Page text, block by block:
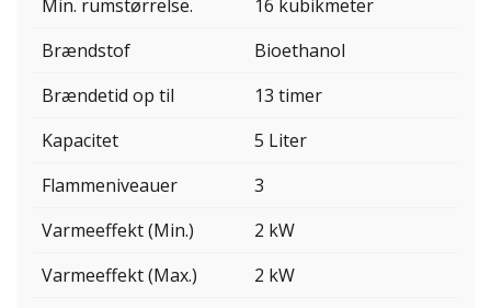
Min. rumstørrelse.
16 kubikmeter
Brændstof
Bioethanol
Brændetid op til
13 timer
Kapacitet
5 Liter
Flammeniveauer
3
Varmeeffekt (Min.)
2 kW
Varmeeffekt (Max.)
2 kW